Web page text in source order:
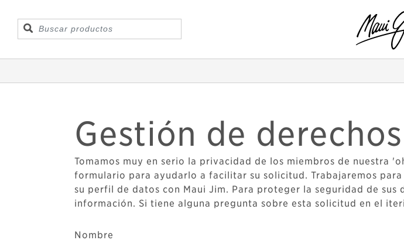
Gestión de
Tomamos muy en serio la privacidad de los miembros de nuestra
formulario para ayudarlo a facilitar su solicitud. Trabajaremos
su perfil de datos con Maui Jim. Para proteger la seguridad de
información. Si tiene alguna pregunta sobre esta solicitud en el
Nombre